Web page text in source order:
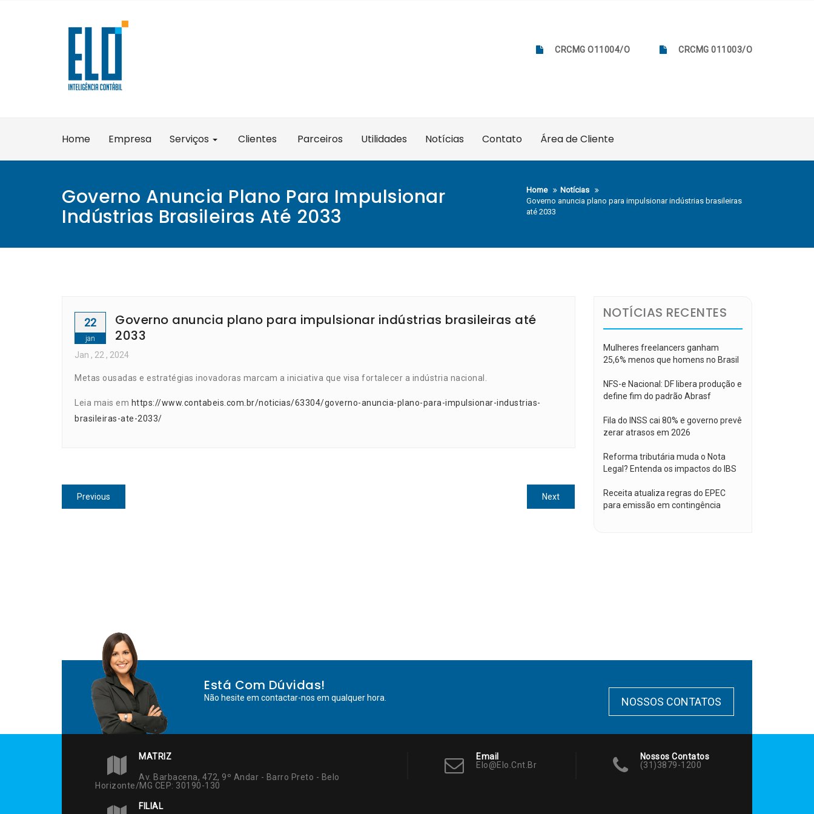
CRCMG O11004/O CRCMG 011003/O
Home Empresa Serviços Clientes Parceiros Utilidades Notícias Contato Área de Cliente
Governo Anuncia Plano Para Impulsionar
Indústrias Brasileiras Até 2033
Home
Notícias
Governo anuncia plano para impulsionar indústrias brasileiras
até 2033
22
jan
Governo anuncia plano para impulsionar indústrias brasileiras até
2033
Jan , 22 , 2024
Metas ousadas e estratégias inovadoras marcam a iniciativa que visa fortalecer a indústria nacional.
Leia mais em https://www.contabeis.com.br/noticias/63304/governo-anuncia-plano-para-impulsionar-industrias-
brasileiras-ate-2033/
Navegação
de
Previous
post:
NextNext
post:
NOTÍCIAS RECENTES
Mulheres freelancers ganham
25,6% menos que homens no Brasil
NFS-e Nacional: DF libera produção e
define fim do padrão Abrasf
Fila do INSS cai 80% e governo prevê
zerar atrasos em 2026
Reforma tributária muda o Nota
Legal? Entenda os impactos do IBS
Receita atualiza regras do EPEC
para emissão em contingência
Está Com Dúvidas!
Não hesite em contactar-nos em qualquer hora. NOSSOS CONTATOS
MATRIZ
Av. Barbacena, 472, 9º Andar - Barro Preto - Belo
Horizonte/MG CEP: 30190-130
FILIAL
Email
Elo@elo.cnt.br
Nossos Contatos
(31)3879-1200